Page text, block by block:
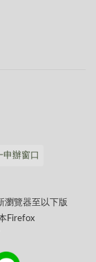
申辦窗口
瀏覽器至以下版
Firefox